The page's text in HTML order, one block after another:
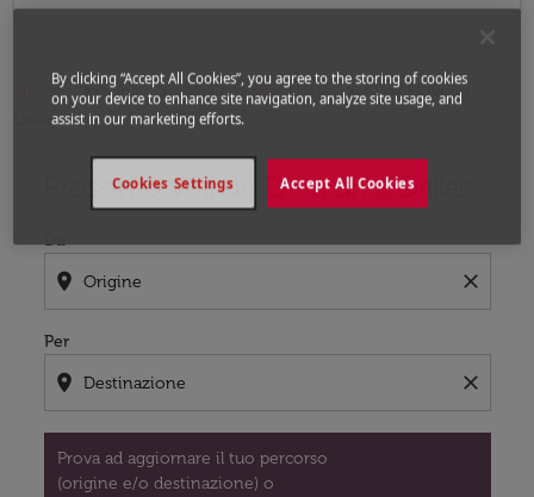
Home Voli Voli per Stati Uniti
Voli El Aaiún -
Dallas
Prossimo voli da El Aaiún a Dallas
Da
location_on close
Per
location_on close
Prova ad aggiornare il tuo percorso
(origine e/o destinazione) o
Prova ad aggiornare il tuo percorso (origine e/o
By clicking “Accept All Cookies”, you agree to the storing of cookies
on your device to enhance site navigation, analyze site usage, and
assist in our marketing efforts.
Accept All Cookies
Cookies Settings